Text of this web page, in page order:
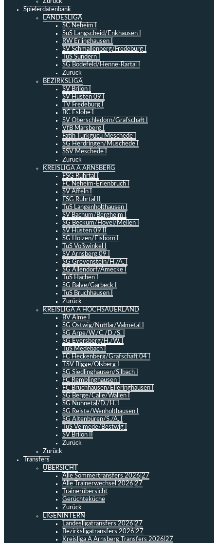
Spielerdatenbank
LANDESLIGA
SC Neheim I
SuS Langscheid/Enkhausen I
RW Erlinghausen I
SV Schmallenberg/Fredeburg I
TuS Sundern I
SG Bödefeld/Henne-Rartal I
Zurück
BEZIRKSLIGA
SV Brilon I
SV Hüsten 09 I
TV Fredeburg I
BC Eslohe I
SV Oberschledorn/Grafschaft I
VfB Marsberg I
Fatih Türkgücü Meschede I
SG Herdringen/Müschede I
SSV Meschede I
Zurück
KREISLIGA A ARNSBERG
FSG Ruhrtal I
FC Neheim-Erlenbruch I
SV Affeln I
FSG Ruhrtal II
TuS Langenholthausen I
SV Bachum/Bergheim I
SG Beckum/Hövel/Mellen I
SV Hüsten 09 II
SG Holzen/Eisborn I
TuS Voßwinkel I
SV Arnsberg 09 I
SG Grevenstein/H./A. I
SG Allendorf/Amecke I
TuS Hachen I
SG Balve/Garbeck I
TuS Bruchhausen I
Zurück
KREISLIGA A HOCHSAUERLAND
BV Alme I
SG Ostwig/Nuttlar/Valmetal I
SG Arpe/W./C./D./S. I
SG Eversberg/H./W. I
TuS Medebach I
FC Fleckenberg/Grafschaft 04 I
TSV Bigge/Olsberg I
SG Siedlinghausen/Silbach I
FC Remblinghausen I
FC Bruchhausen/Elleringhausen I
SG Berge/Calle/Wallen I
SG Nuhnetal/D./H. I
SG Reiste/Wenholthausen I
SG Altenbüren/S./A. I
TuS Velmede/Bestwig I
SV Brilon II
Zurück
Zurück
Transfers
ÜBERSICHT
Alle Sommertransfers 2026|27
Alle Trainerwechsel 2026|27
Trainerübersicht
Gerüchteküche
Zurück
LIGENINTERN
Landesligatransfers 2026|27
Bezirksligatransfers 2026|27
Kreisliga A Arnsberg Transfers 2026|27